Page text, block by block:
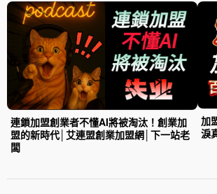
連鎖加盟創業者不懂AI將被淘汰！創業加
盟的新時代│艾連盟創業加盟網│下一站老
闆
加
淚